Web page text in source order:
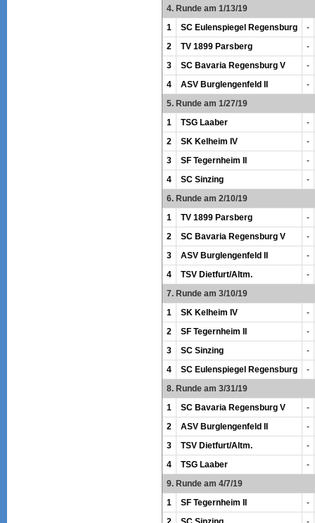
4. Runde am 1/13/19
1
SC Eulenspiegel Regensburg
-
2
TV 1899 Parsberg
-
3
SC Bavaria Regensburg V
-
4
ASV Burglengenfeld II
-
5. Runde am 1/27/19
1
TSG Laaber
-
2
SK Kelheim IV
-
3
SF Tegernheim II
-
4
SC Sinzing
-
6. Runde am 2/10/19
1
TV 1899 Parsberg
-
2
SC Bavaria Regensburg V
-
3
ASV Burglengenfeld II
-
4
TSV Dietfurt/Altm.
-
7. Runde am 3/10/19
1
SK Kelheim IV
-
2
SF Tegernheim II
-
3
SC Sinzing
-
4
SC Eulenspiegel Regensburg
-
8. Runde am 3/31/19
1
SC Bavaria Regensburg V
-
2
ASV Burglengenfeld II
-
3
TSV Dietfurt/Altm.
-
4
TSG Laaber
-
9. Runde am 4/7/19
1
SF Tegernheim II
-